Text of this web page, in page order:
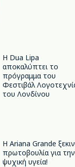
Η Dua Lipa
αποκαλύπτει το
πρόγραμμα του
Φεστιβάλ
του Λονδίνου
Η Ariana Grande
πρωτοβουλία για την
ψυχική υγεία!